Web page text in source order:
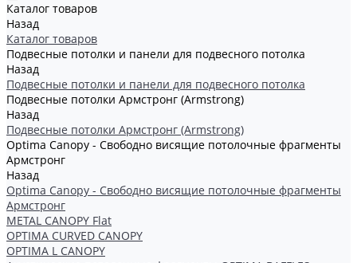
Каталог товаров
Назад
Каталог товаров
Подвесные потолки и панели для подвесного потолка
Назад
Подвесные потолки и панели для подвесного потолка
Подвесные потолки Армстронг (Armstrong)
Назад
Подвесные потолки Армстронг (Armstrong)
Optima Canopy - Свободно висящие потолочные фрагменты
Армстронг
Назад
Optima Canopy - Свободно висящие потолочные фрагменты
Армстронг
METAL CANOPY Flat
OPTIMA CURVED CANOPY
OPTIMA L CANOPY